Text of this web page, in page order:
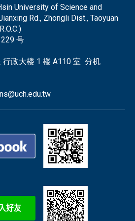
University of Science and
Rd., Zhongli Dist., Taoyuan
号
行政大楼 1 楼 A110 室 分机